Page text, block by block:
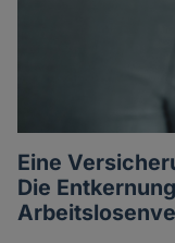
Eine
Die